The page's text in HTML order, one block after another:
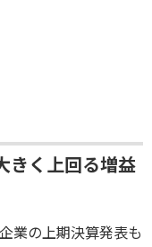
きく上回る増益
業の上期決算発表も